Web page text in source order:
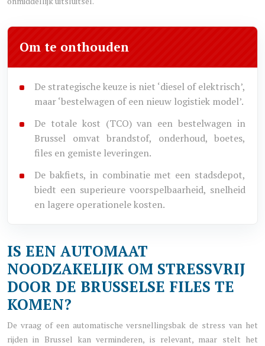
Om te onthouden
De strategische keuze is niet ‘diesel of elektrisch’,
maar ‘bestelwagen of een nieuw logistiek model’.
De totale kost (TCO) van een bestelwagen in
Brussel omvat brandstof, onderhoud, boetes,
files en gemiste leveringen.
De bakfiets, in combinatie met een stadsdepot,
biedt een superieure voorspelbaarheid, snelheid
en lagere operationele kosten.
IS EEN AUTOMAAT
NOODZAKELIJK OM STRESSVRIJ
DOOR DE BRUSSELSE FILES TE
KOMEN?
De vraag of een automatische versnellingsbak de stress van het
rijden in Brussel kan verminderen, is relevant, maar stelt het